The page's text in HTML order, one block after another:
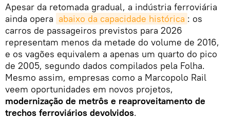
Apesar da retomada gradual, a indústria ferroviária
ainda opera abaixo da capacidade histórica : os
carros de passageiros previstos para 2026
representam menos da metade do volume de 2016,
e os vagões equivalem a apenas um quarto do pico
de 2005, segundo dados compilados pela Folha.
Mesmo assim, empresas como a Marcopolo Rail
veem oportunidades em novos projetos,
modernização de metrôs e reaproveitamento de
trechos ferroviários devolvidos.